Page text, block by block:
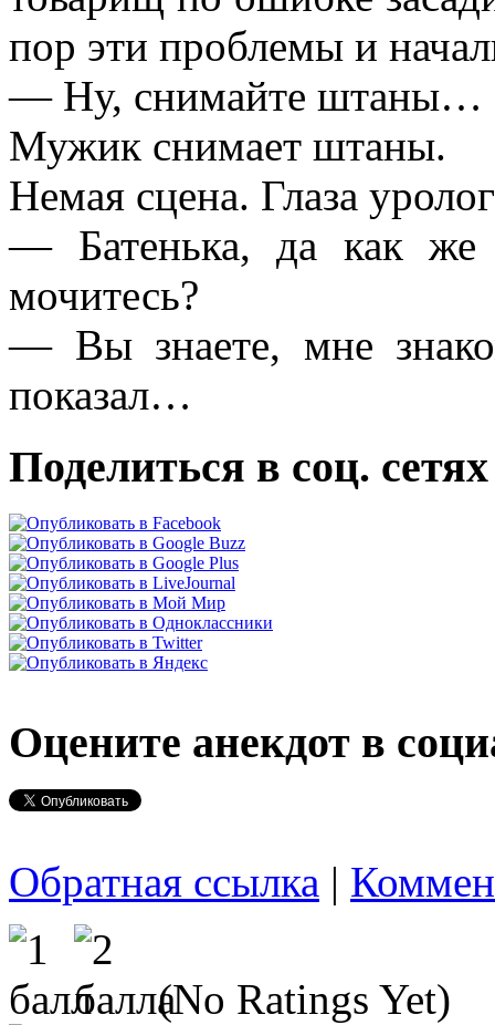
пор эти проблемы и
— Ну, снимайте штаны…
Мужик снимает штаны.
Немая сцена. Глаза
— Батенька, да как же
мочитесь?
— Вы знаете, мне
показал…
Поделиться в соц. сетях
Оцените анекдот в
Обратная ссылка |
(No Ratings Yet)